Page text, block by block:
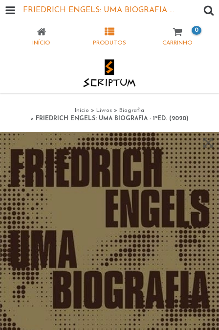
FRIEDRICH ENGELS: UMA BIOGRAFIA - 1ªED. (2020)
INÍCIO PRODUTOS CARRINHO
0
Início > Livros > Biografia
> FRIEDRICH ENGELS: UMA BIOGRAFIA - 1ªED. (2020)